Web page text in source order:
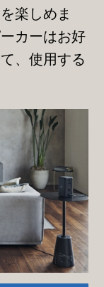
楽しめま
カーはお好
、使用する